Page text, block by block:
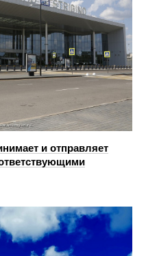
и отправляет